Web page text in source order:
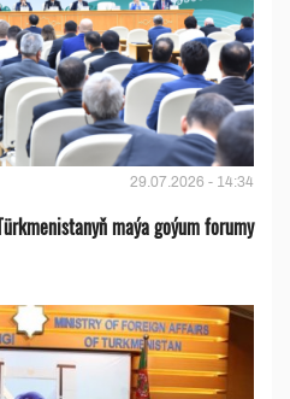
29.07.2026 - 14:34
maýa goýum forumy